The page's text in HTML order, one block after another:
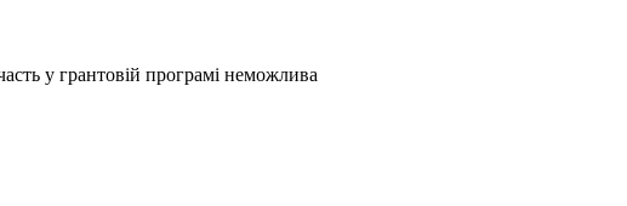
у грантовій програмі неможлива